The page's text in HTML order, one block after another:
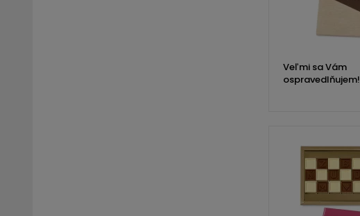
Veľmi sa Vám
ospravedlňujem!